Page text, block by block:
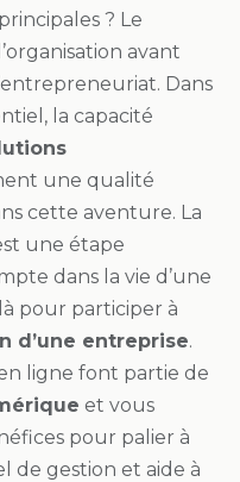
? Le
avant
Dans
la capacité
une qualité
cette aventure. La
une étape
dans la vie d’une
pour participer à
d’une entreprise.
ligne font partie de
et vous
pour palier à
de gestion et aide à